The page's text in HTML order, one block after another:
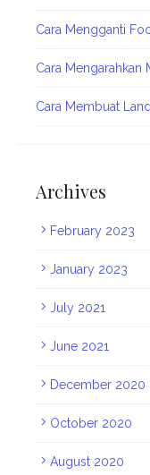
Cara Mengganti
Cara Mengarahkan
Cara Membuat
Archives
February 2023
January 2023
July 2021
June 2021
December 2020
October 2020
August 2020